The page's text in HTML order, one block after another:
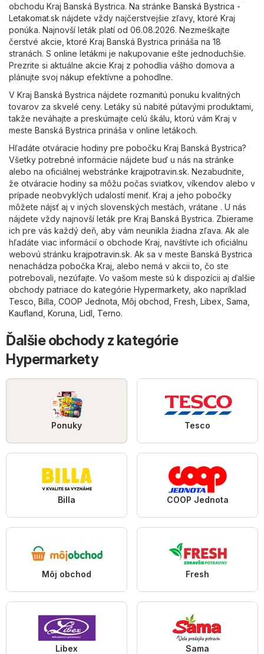
obchodu Kraj Banská Bystrica. Na stránke Banská Bystrica -
Letakomat.sk nájdete vždy najčerstvejšie zľavy, ktoré Kraj
ponúka. Najnovší leták platí od 06.08.2026. Nezmeškajte
čerstvé akcie, ktoré Kraj Banská Bystrica prináša na 18
stranách. S online letákmi je nakupovanie ešte jednoduchšie.
Prezrite si aktuálne akcie Kraj z pohodlia vášho domova a
plánujte svoj nákup efektívne a pohodlne.
V Kraj Banská Bystrica nájdete rozmanitú ponuku kvalitných
tovarov za skvelé ceny. Letáky sú nabité pútavými produktami,
takže neváhajte a preskúmajte celú škálu, ktorú vám Kraj v
meste Banská Bystrica prináša v online letákoch.
Hľadáte otváracie hodiny pre pobočku Kraj Banská Bystrica?
Všetky potrebné informácie nájdete buď u nás na stránke
alebo na oficiálnej webstránke krajpotravin.sk. Nezabudnite,
že otváracie hodiny sa môžu počas sviatkov, víkendov alebo v
prípade neobvyklých udalostí meniť. Kraj a jeho pobočky
môžete nájsť aj v iných slovenských mestách, vrátane . U nás
nájdete vždy najnovší leták pre Kraj Banská Bystrica. Zbierame
ich pre vás každý deň, aby vám neunikla žiadna zľava. Ak ale
hľadáte viac informácií o obchode Kraj, navštívte ich oficiálnu
webovú stránku krajpotravin.sk. Ak sa v meste Banská Bystrica
nenachádza pobočka Kraj, alebo nemá v akcii to, čo ste
potrebovali, nezúfajte. Vo vašom meste sú k dispozícii aj ďalšie
obchody patriace do kategórie Hypermarkety, ako napríklad
Tesco Billa COOP Jednota Môj obchod Fresh Libex Sama
Kaufland Koruna Lidl Terno.
Ďalšie obchody z kategórie
Hypermarkety
Ponuky Tesco
Billa COOP Jednota
Môj obchod Fresh
Libex Sama